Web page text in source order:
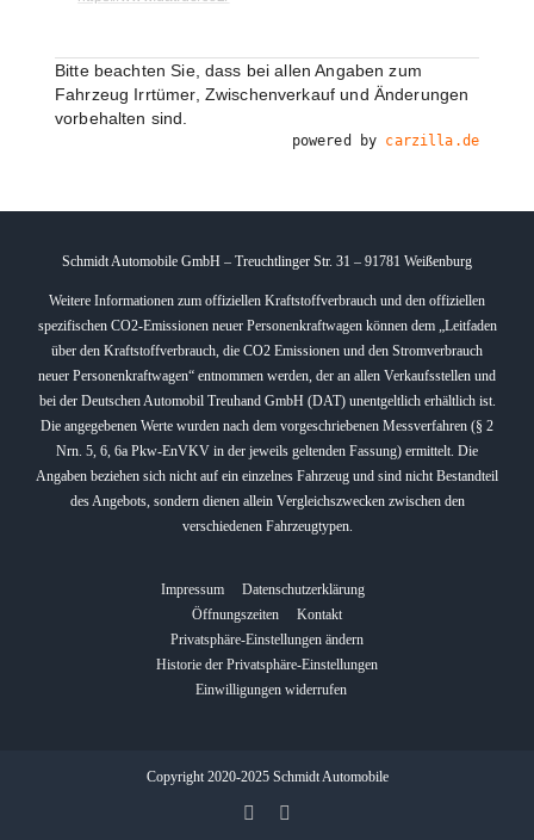
Bitte beachten Sie, dass bei allen Angaben zum
Fahrzeug Irrtümer, Zwischenverkauf und Änderungen
vorbehalten sind.
powered by carzilla.de
Schmidt Automobile GmbH – Treuchtlinger Str. 31 – 91781 Weißenburg
Weitere Informationen zum offiziellen Kraftstoffverbrauch und den offiziellen
spezifischen CO2-Emissionen neuer Personenkraftwagen können dem „Leitfaden
über den Kraftstoffverbrauch, die CO2 Emissionen und den Stromverbrauch
neuer Personenkraftwagen“ entnommen werden, der an allen Verkaufsstellen und
bei der Deutschen Automobil Treuhand GmbH (DAT) unentgeltlich erhältlich ist.
Die angegebenen Werte wurden nach dem vorgeschriebenen Messverfahren (§ 2
Nrn. 5, 6, 6a Pkw-EnVKV in der jeweils geltenden Fassung) ermittelt. Die
Angaben beziehen sich nicht auf ein einzelnes Fahrzeug und sind nicht Bestandteil
des Angebots, sondern dienen allein Vergleichszwecken zwischen den
verschiedenen Fahrzeugtypen.
Impressum
Datenschutzerklärung
Öffnungszeiten
Kontakt
Privatsphäre-Einstellungen ändern
Historie der Privatsphäre-Einstellungen
Einwilligungen widerrufen
Copyright 2020-2025 Schmidt Automobile